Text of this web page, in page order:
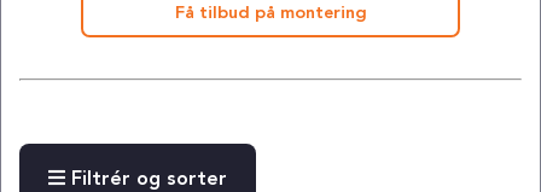
Få tilbud på montering
Filtrér og sorter